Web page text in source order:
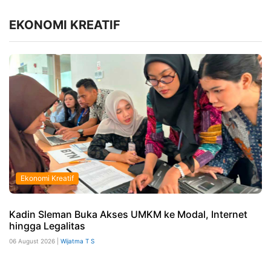
EKONOMI KREATIF
Ekonomi Kreatif
Kadin Sleman Buka Akses UMKM ke Modal, Internet
hingga Legalitas
06 August 2026 | Wijatma T S